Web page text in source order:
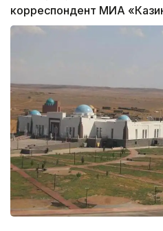
корреспондент МИА